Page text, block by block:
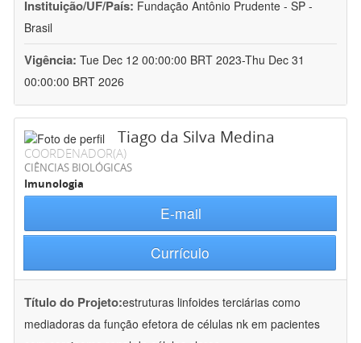
Instituição/UF/País: Fundação Antônio Prudente - SP -
Brasil
Vigência: Tue Dec 12 00:00:00 BRT 2023-Thu Dec 31
00:00:00 BRT 2026
Tiago da Silva Medina
COORDENADOR(A)
CIÊNCIAS BIOLÓGICAS
Imunologia
E-mail
Currículo
Título do Projeto:estruturas linfoides terciárias como
mediadoras da função efetora de células nk em pacientes